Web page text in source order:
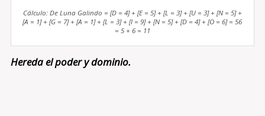
Cálculo: De Luna Galindo = [D = 4] + [E = 5] + [L = 3] + [U = 3] + [N = 5] +
[A = 1] + [G = 7] + [A = 1] + [L = 3] + [I = 9] + [N = 5] + [D = 4] + [O = 6] = 56
= 5 + 6 = 11
Hereda el poder y dominio.